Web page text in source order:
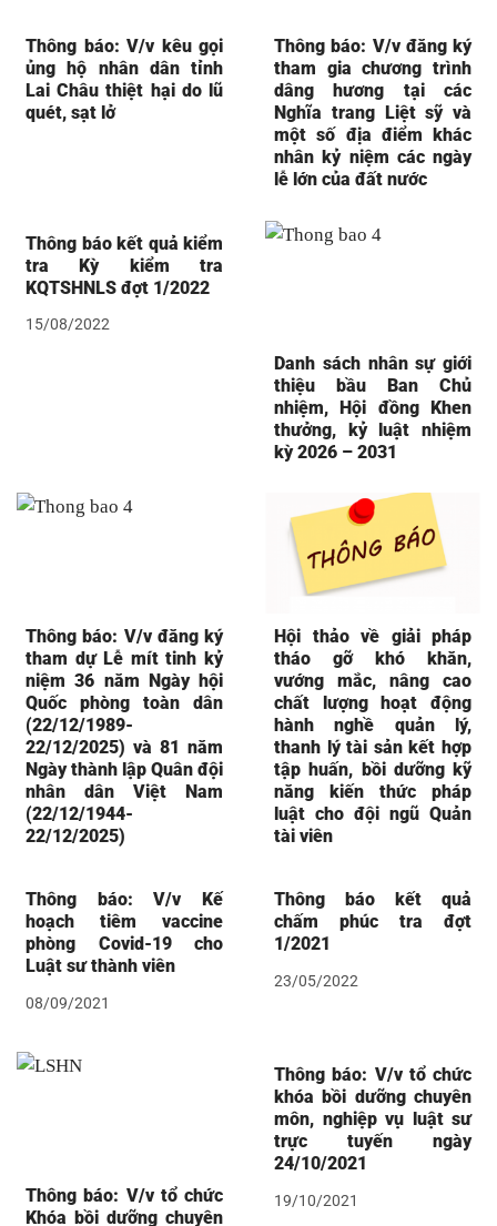
Thông báo: V/v kêu gọi
ủng hộ nhân dân tỉnh
Lai Châu thiệt hại do lũ
quét, sạt lở
Thông báo: V/v đăng ký
tham gia chương trình
dâng hương tại các
Nghĩa trang Liệt sỹ và
một số địa điểm khác
nhân kỷ niệm các ngày
lễ lớn của đất nước
Thông báo kết quả kiểm
tra Kỳ kiểm tra
KQTSHNLS đợt 1/2022
15/08/2022
Danh sách nhân sự giới
thiệu bầu Ban Chủ
nhiệm, Hội đồng Khen
thưởng, kỷ luật nhiệm
kỳ 2026 – 2031
Thông báo: V/v đăng ký
tham dự Lễ mít tinh kỷ
niệm 36 năm Ngày hội
Quốc phòng toàn dân
(22/12/1989-
22/12/2025) và 81 năm
Ngày thành lập Quân đội
nhân dân Việt Nam
(22/12/1944-
22/12/2025)
Hội thảo về giải pháp
tháo gỡ khó khăn,
vướng mắc, nâng cao
chất lượng hoạt động
hành nghề quản lý,
thanh lý tài sản kết hợp
tập huấn, bồi dưỡng kỹ
năng kiến thức pháp
luật cho đội ngũ Quản
tài viên
Thông báo: V/v Kế
hoạch tiêm vaccine
phòng Covid-19 cho
Luật sư thành viên
08/09/2021
Thông báo kết quả
chấm phúc tra đợt
1/2021
23/05/2022
Thông báo: V/v tổ chức
Khóa bồi dưỡng chuyên
Thông báo: V/v tổ chức
khóa bồi dưỡng chuyên
môn, nghiệp vụ luật sư
trực tuyến ngày
24/10/2021
19/10/2021